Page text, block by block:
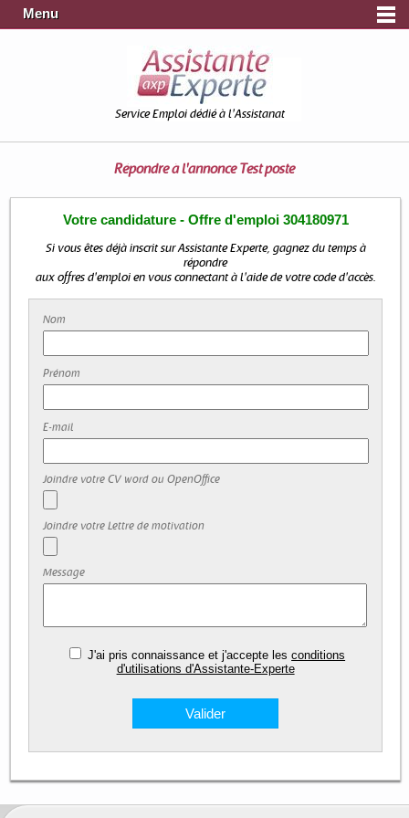
Menu
Service Emploi dédié à l'Assistanat
Répondre à l'annonceTest poste
Votre candidature - Offre d'emploi 304180971
Si vous êtes déjà inscrit sur Assistante Experte, gagnez du temps à
répondre
aux offres d'emploi en vous connectant à l'aide de votre code d'accès.
Nom
Prénom
E-mail
Joindre votre CV word ou OpenOffice
Joindre votre Lettre de motivation
Message
J'ai pris connaissance et j'accepte lesconditions
d'utilisations d'Assistante-Experte